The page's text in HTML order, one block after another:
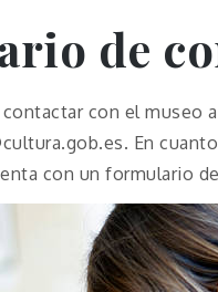
de
con el museo
En
con un formulario